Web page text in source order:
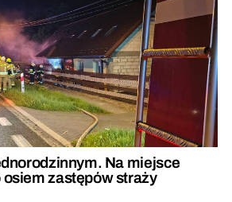
Na miejsce
zastępów straży